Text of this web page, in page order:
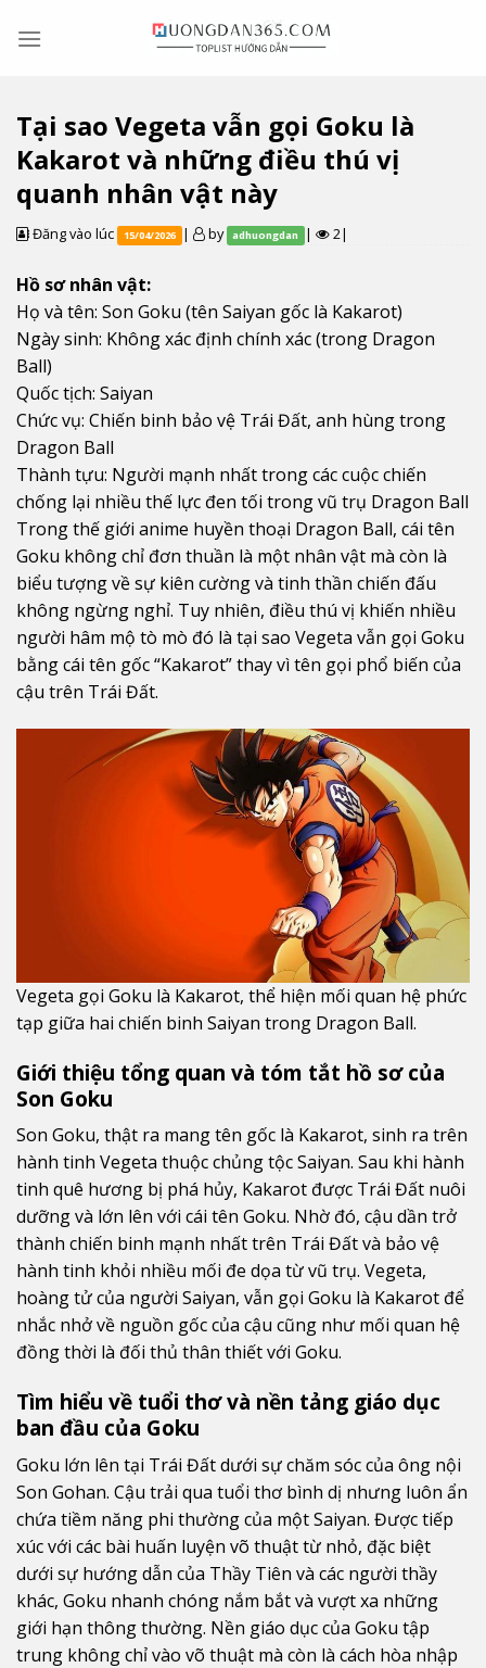
Tại sao Vegeta vẫn gọi Goku là
Kakarot và những điều thú vị
quanh nhân vật này
Đăng vào lúc 15/04/2026 | by adhuongdan | 2|
Hồ sơ nhân vật:
Họ và tên: Son Goku (tên Saiyan gốc là Kakarot)
Ngày sinh: Không xác định chính xác (trong Dragon
Ball)
Quốc tịch: Saiyan
Chức vụ: Chiến binh bảo vệ Trái Đất, anh hùng trong
Dragon Ball
Thành tựu: Người mạnh nhất trong các cuộc chiến
chống lại nhiều thế lực đen tối trong vũ trụ Dragon Ball
Trong thế giới anime huyền thoại Dragon Ball, cái tên
Goku không chỉ đơn thuần là một nhân vật mà còn là
biểu tượng về sự kiên cường và tinh thần chiến đấu
không ngừng nghỉ. Tuy nhiên, điều thú vị khiến nhiều
người hâm mộ tò mò đó là tại sao Vegeta vẫn gọi Goku
bằng cái tên gốc “Kakarot” thay vì tên gọi phổ biến của
cậu trên Trái Đất.
Vegeta gọi Goku là Kakarot, thể hiện mối quan hệ phức
tạp giữa hai chiến binh Saiyan trong Dragon Ball.
Giới thiệu tổng quan và tóm tắt hồ sơ của
Son Goku
Son Goku, thật ra mang tên gốc là Kakarot, sinh ra trên
hành tinh Vegeta thuộc chủng tộc Saiyan. Sau khi hành
tinh quê hương bị phá hủy, Kakarot được Trái Đất nuôi
dưỡng và lớn lên với cái tên Goku. Nhờ đó, cậu dần trở
thành chiến binh mạnh nhất trên Trái Đất và bảo vệ
hành tinh khỏi nhiều mối đe dọa từ vũ trụ. Vegeta,
hoàng tử của người Saiyan, vẫn gọi Goku là Kakarot để
nhắc nhở về nguồn gốc của cậu cũng như mối quan hệ
đồng thời là đối thủ thân thiết với Goku.
Tìm hiểu về tuổi thơ và nền tảng giáo dục
ban đầu của Goku
Goku lớn lên tại Trái Đất dưới sự chăm sóc của ông nội
Son Gohan. Cậu trải qua tuổi thơ bình dị nhưng luôn ẩn
chứa tiềm năng phi thường của một Saiyan. Được tiếp
xúc với các bài huấn luyện võ thuật từ nhỏ, đặc biệt
dưới sự hướng dẫn của Thầy Tiên và các người thầy
khác, Goku nhanh chóng nắm bắt và vượt xa những
giới hạn thông thường. Nền giáo dục của Goku tập
trung không chỉ vào võ thuật mà còn là cách hòa nhập